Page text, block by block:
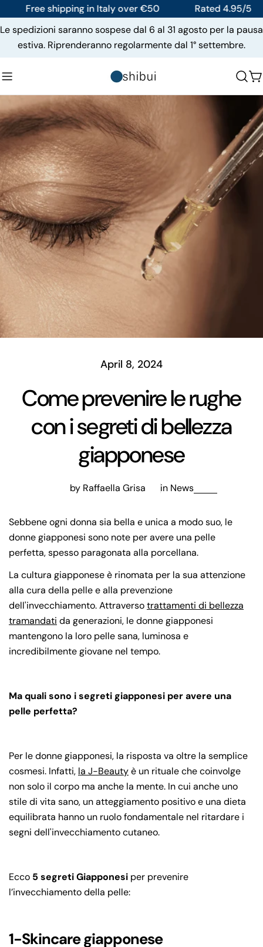
content
shipping in Italy over €50 Rated 4.95/5
Le spedizioni saranno sospese dal 6 al 31 agosto per la pausa
estiva. Riprenderanno regolarmente dal 1° settembre.
April 8, 2024
Come prevenire le rughe
con i segreti di bellezza
giapponese
by Raffaella Grisa in News
Sebbene ogni donna sia bella e unica a modo suo, le
donne giapponesi sono note per avere una pelle
perfetta, spesso paragonata alla porcellana.
La cultura giapponese è rinomata per la sua attenzione
alla cura della pelle e alla prevenzione
dell'invecchiamento. Attraversotrattamenti di bellezza
tramandati da generazioni, le donne giapponesi
mantengono la loro pelle sana, luminosa e
incredibilmente giovane nel tempo.
Ma quali sono i segreti giapponesi per avere una
pelle perfetta?
Per le donne giapponesi, la risposta va oltre la semplice
cosmesi. Infatti, la J-Beautyè un rituale che coinvolge
non solo il corpo ma anche la mente. In cui anche uno
stile di vita sano, un atteggiamento positivo e una dieta
equilibrata hanno un ruolo fondamentale nel ritardare i
segni dell'invecchiamento cutaneo.
Ecco 5 segreti Giapponesi per prevenire
l’invecchiamento della pelle:
1-Skincare giapponese